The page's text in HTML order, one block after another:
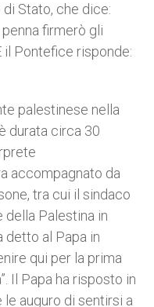
di Stato, che dice:
firmerò gli
il Pontefice risponde:
palestinese nella
durata circa 30
accompagnato da
tra cui il sindaco
della Palestina in
detto al Papa in
qui per la prima
Il Papa ha risposto in
le auguro di sentirsi a